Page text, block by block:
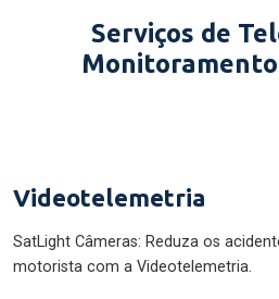
Serviços de
Videotelemetria
SatLight Câmeras: Reduza os
motorista com a Videotelemetria.